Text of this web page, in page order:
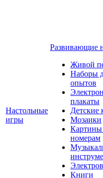
Настольные
игры
Развивающие
Живой
Наборы
опытов
плакаты
Детские
Мозаики
номерам
Книги